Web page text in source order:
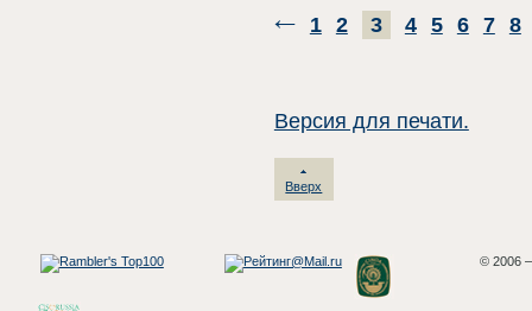
1 2 3 4 5 6 7 8
Версия для печати.
Вверх
© 2006